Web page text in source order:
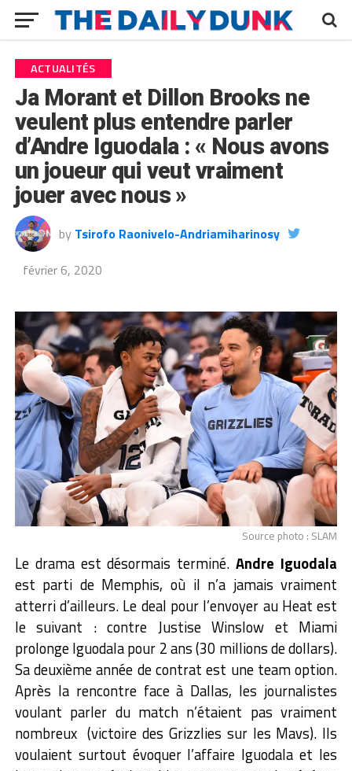
ACTUALITÉS
Ja Morant et Dillon Brooks ne
veulent plus entendre parler
d’Andre Iguodala : « Nous avons
un joueur qui veut vraiment
jouer avec nous »
by Tsirofo Raonivelo-Andriamiharinosy
février 6, 2020
Source photo : SLAM
Le drama est désormais terminé.Andre Iguodala
est parti de Memphis, où il n’a jamais vraiment
atterri d’ailleurs. Le deal pour l’envoyer au Heat est
le suivant : contre Justise Winslow et Miami
prolonge Iguodala pour 2 ans (30 millions de dollars).
Sa deuxième année de contrat est une team option.
Après la rencontre face à Dallas, les journalistes
voulant parler du match n’étaient pas vraiment
nombreux (victoire des Grizzlies sur les Mavs). Ils
voulaient surtout évoquer l’affaire Iguodala et les